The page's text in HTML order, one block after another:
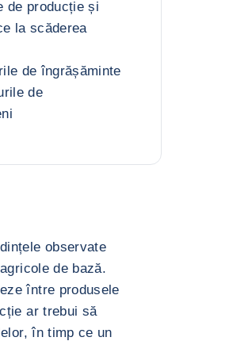
de producție și
la scăderea
de îngrășăminte
de
observate
de bază.
între produsele
ar trebui să
în timp ce un